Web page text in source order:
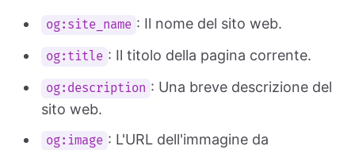
og:site_name : Il nome del sito web.
og:title : Il titolo della pagina corrente.
og:description : Una breve descrizione del
sito web.
og:image : L'URL dell'immagine da